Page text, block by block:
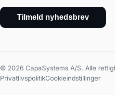
Tilmeld nyhedsbrev
© 2026 CapaSystems A/S. Alle
PrivatlivspolitikCookieindstillinger